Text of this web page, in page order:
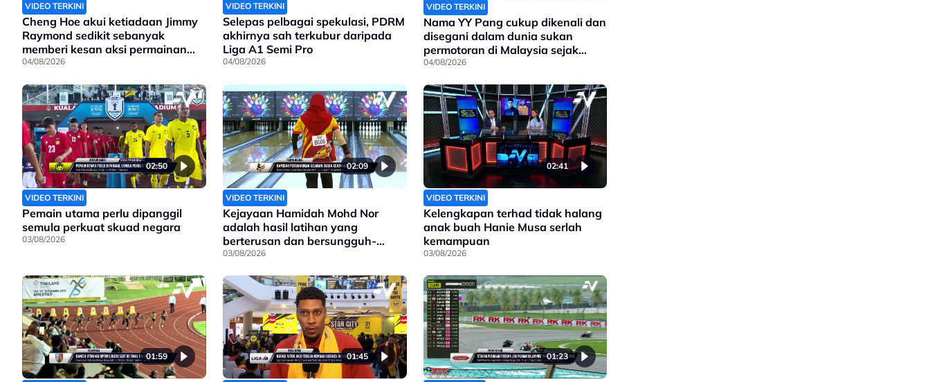
VIDEO TERKINI
Cheng Hoe akui ketiadaan Jimmy
Raymond sedikit sebanyak
memberi kesan aksi permainan
Harimau Malaya
04/08/2026
VIDEO TERKINI
Selepas pelbagai spekulasi, PDRM
akhirnya sah terkubur daripada
Liga A1 Semi Pro
04/08/2026
VIDEO TERKINI
Nama YY Pang cukup dikenali dan
disegani dalam dunia sukan
permotoran di Malaysia sejak
90an, dan kini anak kepada
yang telah ditinggalkan
04/08/2026
02:50
VIDEO TERKINI
Pemain utama perlu dipanggil
semula perkuat skuad negara
03/08/2026
02:09
VIDEO TERKINI
Kejayaan Hamidah Mohd Nor
adalah hasil latihan yang
berterusan dan bersungguh-
sungguh
03/08/2026
02:41
VIDEO TERKINI
Kelengkapan terhad tidak halang
anak buah Hanie Musa serlah
kemampuan
03/08/2026
01:59 01:45 01:23